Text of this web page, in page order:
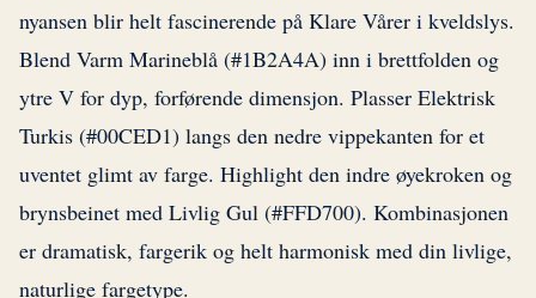
nyansen blir helt fascinerende på Klare Vårer i kveldslys.
Blend Varm Marineblå (#1B2A4A) inn i brettfolden og
ytre V for dyp, forførende dimensjon. Plasser Elektrisk
Turkis (#00CED1) langs den nedre vippekanten for et
uventet glimt av farge. Highlight den indre øyekroken og
brynsbeinet med Livlig Gul (#FFD700). Kombinasjonen
er dramatisk, fargerik og helt harmonisk med din livlige,
naturlige fargetype.